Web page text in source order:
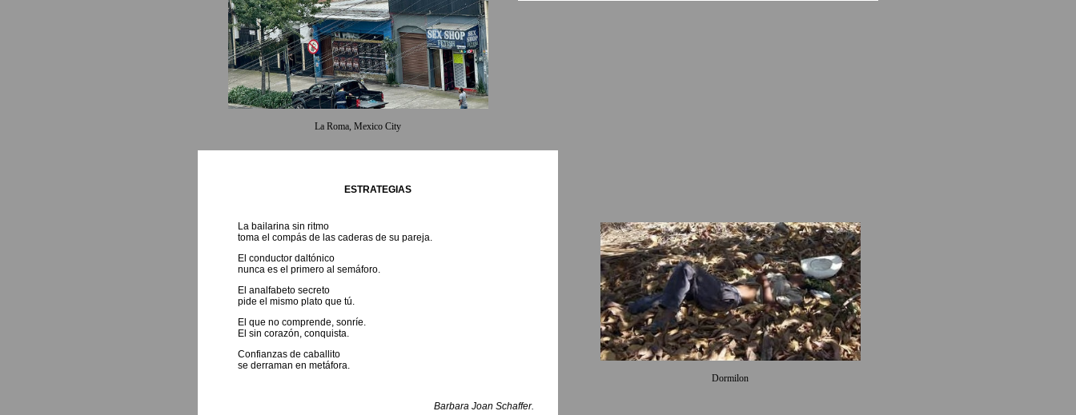
La Roma, Mexico City
ESTRATEGIAS
La bailarina sin ritmo
toma el compás de las caderas de su pareja.
El conductor daltónico
nunca es el primero al semáforo.
El analfabeto secreto
pide el mismo plato que tú.
El que no comprende, sonríe.
El sin corazón, conquista.
Confianzas de caballito
se derraman en metáfora.
Barbara Joan Schaffer.
Dormilon